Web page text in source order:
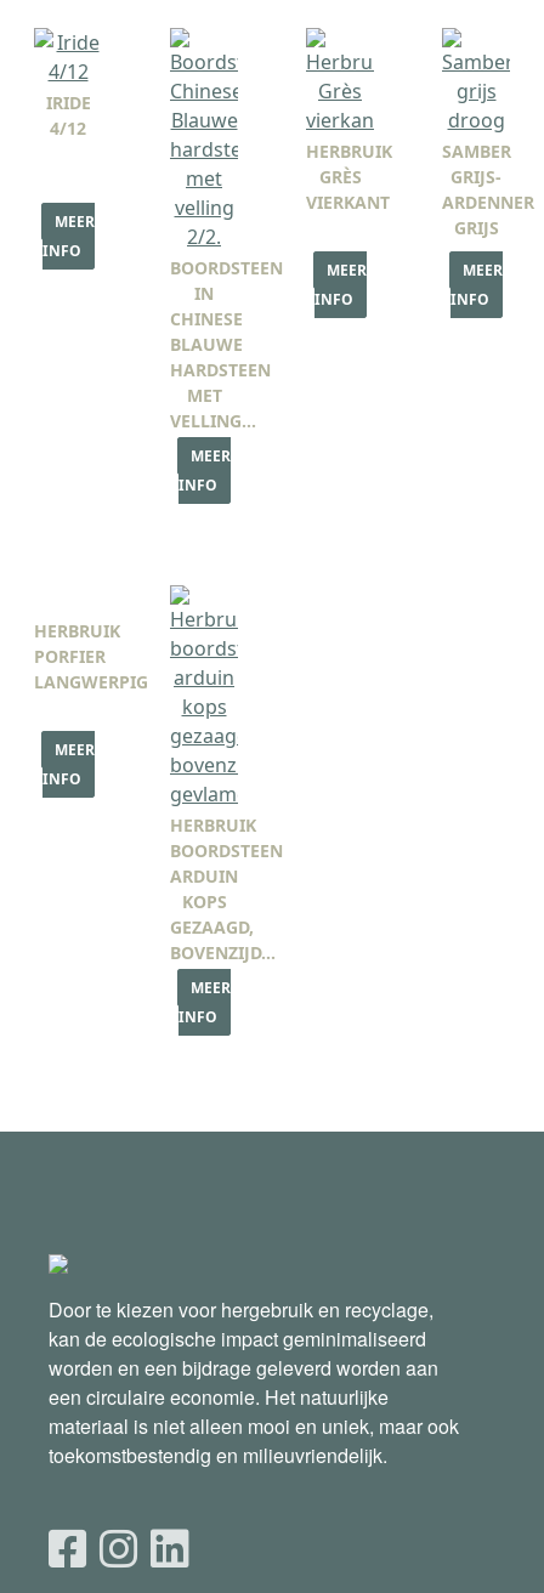
IRIDE
4/12
MEER
INFO
BOORDSTEEN
IN
CHINESE
BLAUWE
HARDSTEEN
MET
VELLING…
MEER
INFO
HERBRUIK
GRÈS
VIERKANT
MEER
INFO
SAMBER
GRIJS-
ARDENNER
GRIJS
MEER
INFO
HERBRUIK
PORFIER
LANGWERPIG
MEER
INFO
HERBRUIK
BOORDSTEEN
ARDUIN
KOPS
GEZAAGD,
BOVENZIJD…
MEER
INFO
Door te kiezen voor hergebruik en recyclage,
kan de ecologische impact geminimaliseerd
worden en een bijdrage geleverd worden aan
een circulaire economie. Het natuurlijke
materiaal is niet alleen mooi en uniek, maar ook
toekomstbestendig en milieuvriendelijk.